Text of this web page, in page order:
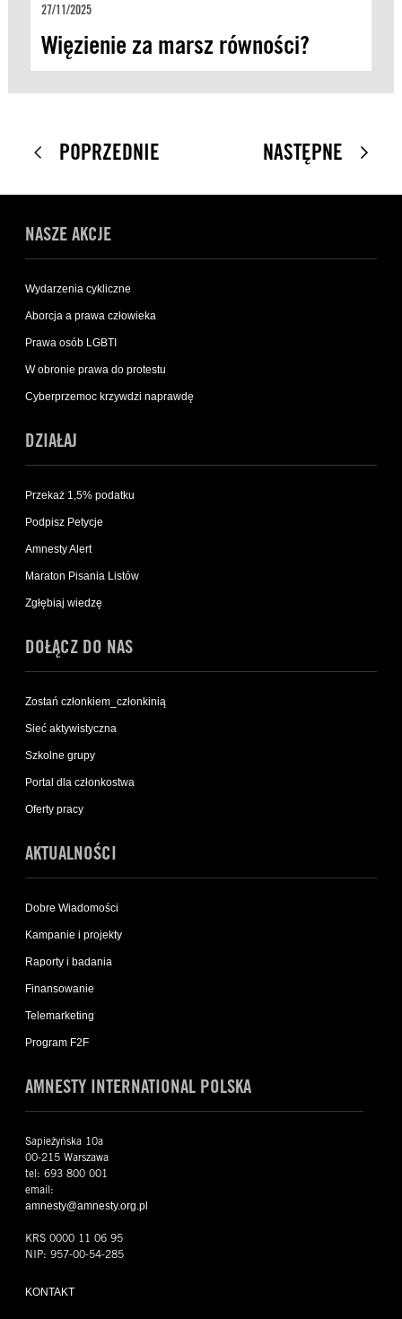
27/11/2025
Więzienie za marsz równości?
POPRZEDNIE NASTĘPNE
NASZE AKCJE
Wydarzenia cykliczne
Aborcja a prawa człowieka
Prawa osób LGBTI
W obronie prawa do protestu
Cyberprzemoc krzywdzi naprawdę
DZIAŁAJ
Przekaż 1,5% podatku
Podpisz Petycje
Amnesty Alert
Maraton Pisania Listów
Zgłębiaj wiedzę
DOŁĄCZ DO NAS
Zostań członkiem_członkinią
Sieć aktywistyczna
Szkolne grupy
Portal dla członkostwa
Oferty pracy
AKTUALNOŚCI
Dobre Wiadomości
Kampanie i projekty
Raporty i badania
Finansowanie
Telemarketing
Program F2F
AMNESTY INTERNATIONAL POLSKA
Sapieżyńska 10a
00-215 Warszawa
tel: 693 800 001
email:
amnesty@amnesty.org.pl
KRS 0000 11 06 95
NIP: 957-00-54-285
KONTAKT